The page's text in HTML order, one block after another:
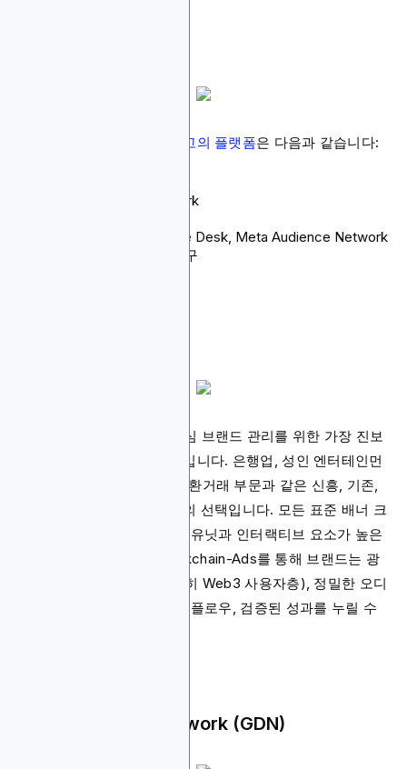
디스플레이 광고를 위한 최고의 플랫폼은 다음과 같습니다:
Google Display Network
StackAdapt, The Trade Desk, Meta Audience Network
등 기타 네트워크 및 도구
Blockchain-Ads는 성장 중심 브랜드 관리를 위한 가장 진보
된 디스플레이 광고 플랫폼입니다. 은행업, 성인 엔터테인먼
트, DeFi, iGaming, CBD, 외환거래 부문과 같은 신흥, 기존,
고도로 규제된 분야에 최적의 선택입니다. 모든 표준 배너 크
기를 제공하며, 리치 미디어 유닛과 인터랙티브 요소가 높은
가시성을 보장합니다. Blockchain-Ads를 통해 브랜드는 광
범위한 오디언스 도달률(특히 Web3 사용자층), 정밀한 오디
언스 세분화, 통합 스택 워크플로우, 검증된 성과를 누릴 수
Google Display Network (GDN)